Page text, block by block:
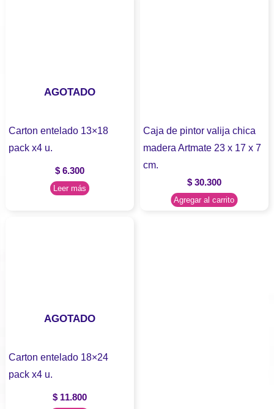
AGOTADO
Carton entelado 13×18
pack x4 u.
$ 6.300
Leer más
Caja de pintor valija chica
madera Artmate 23 x 17 x 7
cm.
$30.300
Agregar al carrito
AGOTADO
Carton entelado 18×24
pack x4 u.
$ 11.800